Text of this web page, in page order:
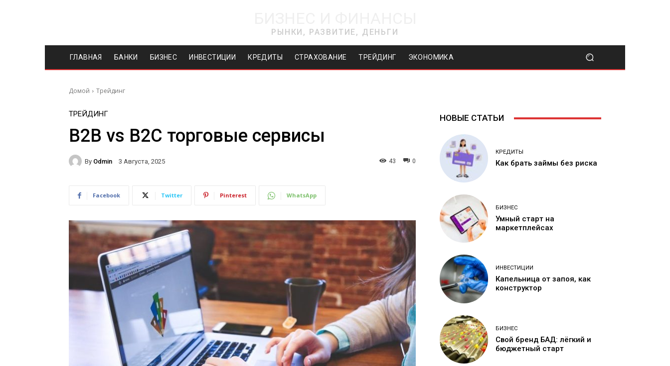
РЫНКИ, РАЗВИТИЕ, ДЕНЬГИ
ГЛАВНАЯ БАНКИ БИЗНЕС ИНВЕСТИЦИИ КРЕДИТЫ СТРАХОВАНИЕ ТРЕЙДИНГ ЭКОНОМИКА
Домой Трейдинг
ТРЕЙДИНГ
B2B vs B2C торговые сервисы
By Odmin 3 Августа, 2025 0
43
Facebook Twitter Pinterest WhatsApp
НОВЫЕ СТАТЬИ
КРЕДИТЫ
Как брать займы без риска
БИЗНЕС
Умный старт на
маркетплейсах
ИНВЕСТИЦИИ
Капельница от запоя, как
конструктор
БИЗНЕС
Свой бренд БАД: лёгкий и
бюджетный старт